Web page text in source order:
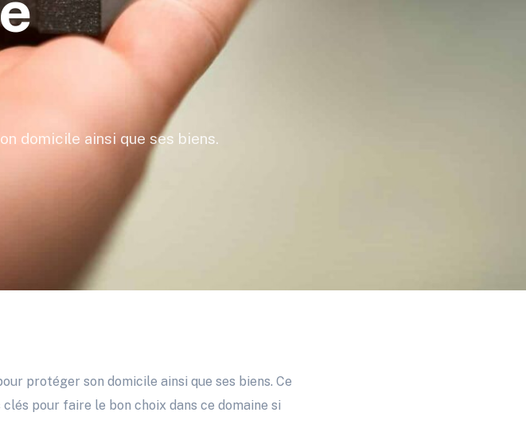
domicile ainsi que ses biens.
protéger son domicile ainsi que ses biens. Ce
pour faire le bon choix dans ce domaine si